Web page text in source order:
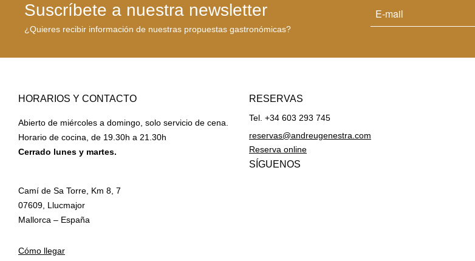
Suscríbete a nuestra newsletter
¿Quieres recibir información de nuestras propuestas gastronómicas?
HORARIOS Y CONTACTO
Abierto de miércoles a domingo, solo servicio de cena.
Horario de cocina, de 19.30h a 21.30h
Cerrado lunes y martes.
Camí de Sa Torre, Km 8, 7
07609, Llucmajor
Mallorca – España
Cómo llegar
RESERVAS
Tel. +34 603 293 745
reservas@andreugenestra.com
Reserva online
SÍGUENOS